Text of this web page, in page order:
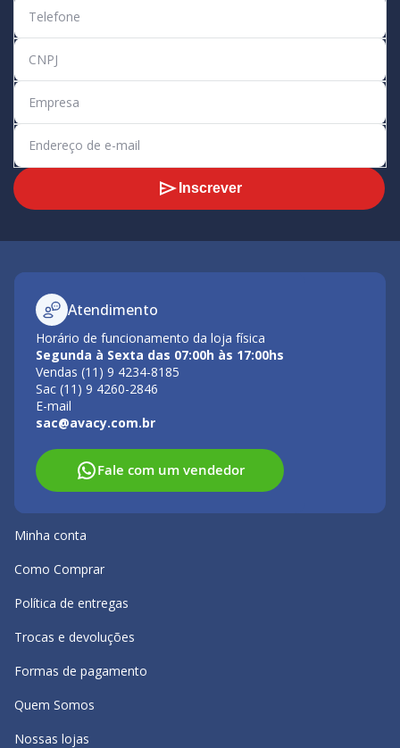
Inscrever
Atendimento
Horário de funcionamento da loja física
Segunda à Sexta das 07:00h às 17:00hs
Vendas (11) 9 4234-8185
Sac (11) 9 4260-2846
E-mail
sac@avacy.com.br
Fale com um vendedor
Minha conta
Como Comprar
Política de entregas
Trocas e devoluções
Formas de pagamento
Quem Somos
Nossas lojas